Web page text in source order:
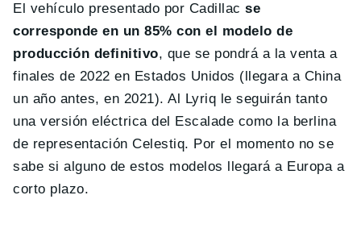
El vehículo presentado por Cadillacse
corresponde en un 85% con el modelo de
producción definitivo, que se pondrá a la venta a
finales de 2022 en Estados Unidos (llegara a China
un año antes, en 2021). Al Lyriq le seguirán tanto
una versión eléctrica del Escalade como la berlina
de representación Celestiq. Por el momento no se
sabe si alguno de estos modelos llegará a Europa a
corto plazo.